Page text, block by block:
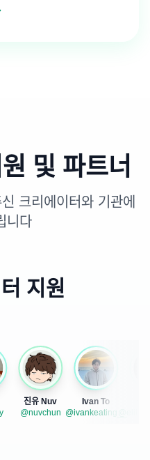
및 파트너
크리에이터와 기관에
니다
지원
진유 Nuv
@nuvchun
Ivan To
@ivankeating__